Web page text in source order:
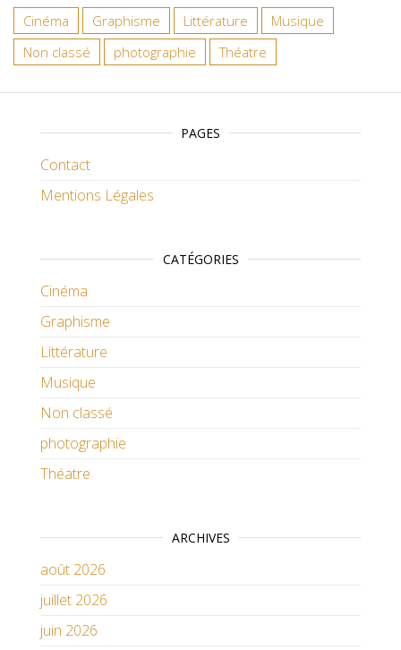
Cinéma Graphisme Littérature
Musique
Non classé
photographie Théatre
PAGES
Contact
Mentions Légales
CATÉGORIES
Cinéma
Graphisme
Littérature
Musique
Non classé
photographie
Théatre
ARCHIVES
août 2026
juillet 2026
juin 2026